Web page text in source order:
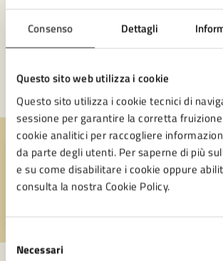
Consenso Dettagli
Questo sito web utilizza i cookie
Questo sito utilizza i cookie tecnici di
sessione per garantire la corretta
cookie analitici per raccogliere
da parte degli utenti. Per saperne di più
e su come disabilitare i cookie oppure
consulta la nostra Cookie Policy.
delNecessari
Ufficio Reparto Polizia Economica
VAI ALL’AREA AMMINISTRATIVA
Quanto sono chiare le
pagina?